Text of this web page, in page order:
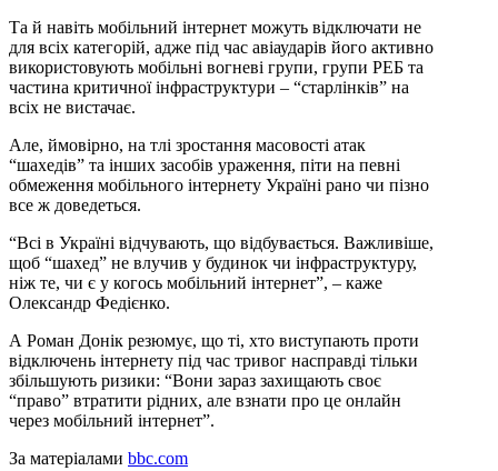
Та й навіть мобільний інтернет можуть відключати не
для всіх категорій, адже під час авіаударів його активно
використовують мобільні вогневі групи, групи РЕБ та
частина критичної інфраструктури – “старлінків” на
всіх не вистачає.
Але, ймовірно, на тлі зростання масовості атак
“шахедів” та інших засобів ураження, піти на певні
обмеження мобільного інтернету Україні рано чи пізно
все ж доведеться.
“Всі в Україні відчувають, що відбувається. Важливіше,
щоб “шахед” не влучив у будинок чи інфраструктуру,
ніж те, чи є у когось мобільний інтернет”, – каже
Олександр Федієнко.
А Роман Донік резюмує, що ті, хто виступають проти
відключень інтернету під час тривог насправді тільки
збільшують ризики: “Вони зараз захищають своє
“право” втратити рідних, але взнати про це онлайн
через мобільний інтернет”.
За матеріалами bbc.com